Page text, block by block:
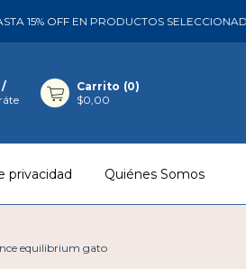
OFF EN PRODUCTOS SELECCIONADOS!
/
Carrito (0)
$0,00
privacidad Quiénes Somos
equilibrium gato